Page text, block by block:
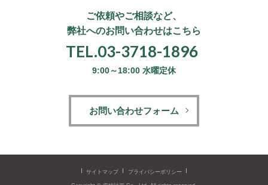
ご依頼やご相談など、
弊社へのお問い合わせはこちら
TEL.03-3718-1896
9:00～18:00 水曜定休
お問い合わせフォーム
サイトマップ プライバシーポリシー